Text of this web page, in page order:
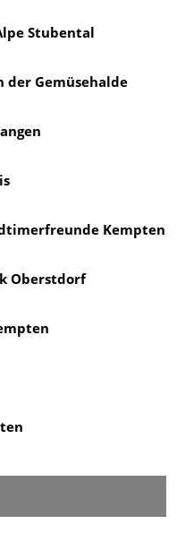
Stubental
der Gemüsehalde
Kempten
Oberstdorf